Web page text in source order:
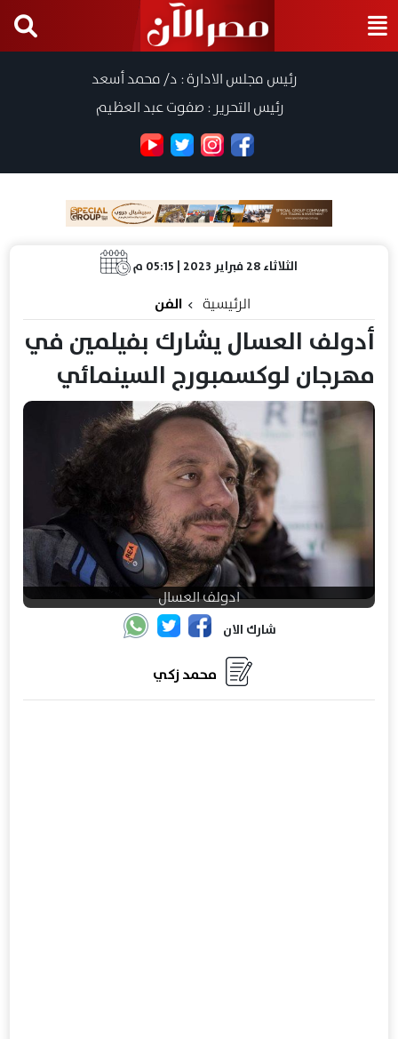
رئيس مجلس الادارة : د/ محمد أسعد
رئيس التحرير : صفوت عبد العظيم
الثلاثاء 28 فبراير 2023 | 05:15 م
الرئيسية الفن
أدولف العسال يشارك بفيلمين في
مهرجان لوكسمبورج السينمائي
ادولف العسال
شارك الان
محمد زكي